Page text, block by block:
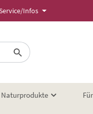
Infos
Naturprodukte